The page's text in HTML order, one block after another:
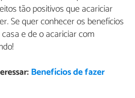
tão positivos que acariciar
Se quer conhecer os benefícios
e de o acariciar com
Benefícios de fazer